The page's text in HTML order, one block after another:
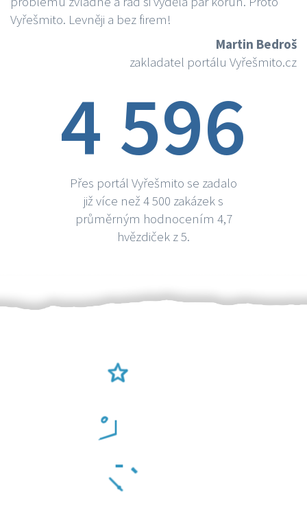
Vyřešmito. Levněji a bez firem!
Martin Bedroš
zakladatel portálu Vyřešmito.cz
4 596
Přes portál Vyřešmito se zadalo
již více než 4 500 zakázek s
průměrným hodnocením 4,7
hvězdiček z 5.